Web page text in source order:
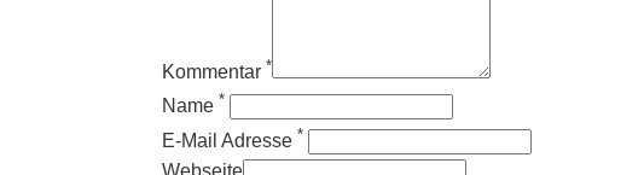
Kommentar *
Name *
E-Mail Adresse *
Webseite